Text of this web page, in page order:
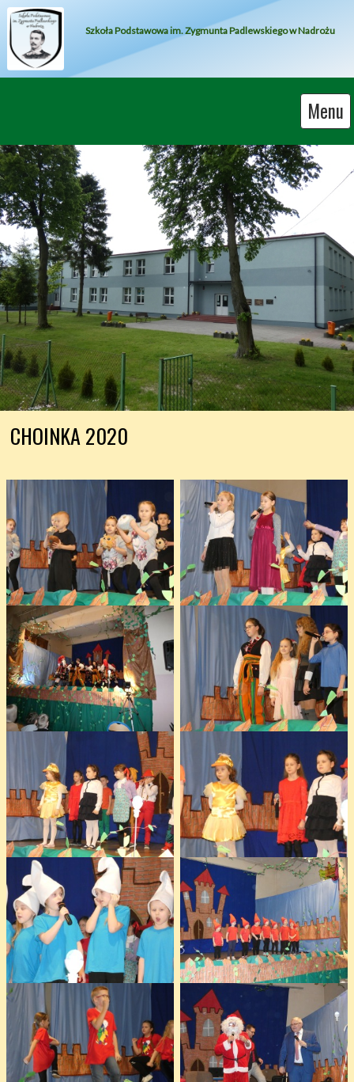
Szkoła Podstawowa im. Zygmunta Padlewskiego w Nadrożu
Menu
CHOINKA 2020